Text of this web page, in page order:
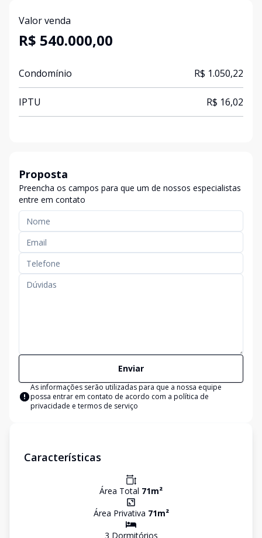
Valor venda
R$ 540.000,00
Condomínio R$ 1.050,22
IPTU R$ 16,02
Proposta
Preencha os campos para que um de nossos especialistas
entre em contato
Enviar
As informações serão utilizadas para que a nossa equipe
possa entrar em contato de acordo com a política de
privacidade e termos de serviço
Características
Área Total 71m²
Área Privativa 71m²
3 Dormitórios